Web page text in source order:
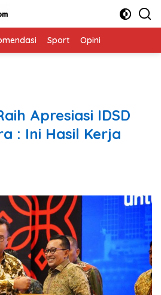
Sport Opini
Apresiasi IDSD
: Ini Hasil Kerja